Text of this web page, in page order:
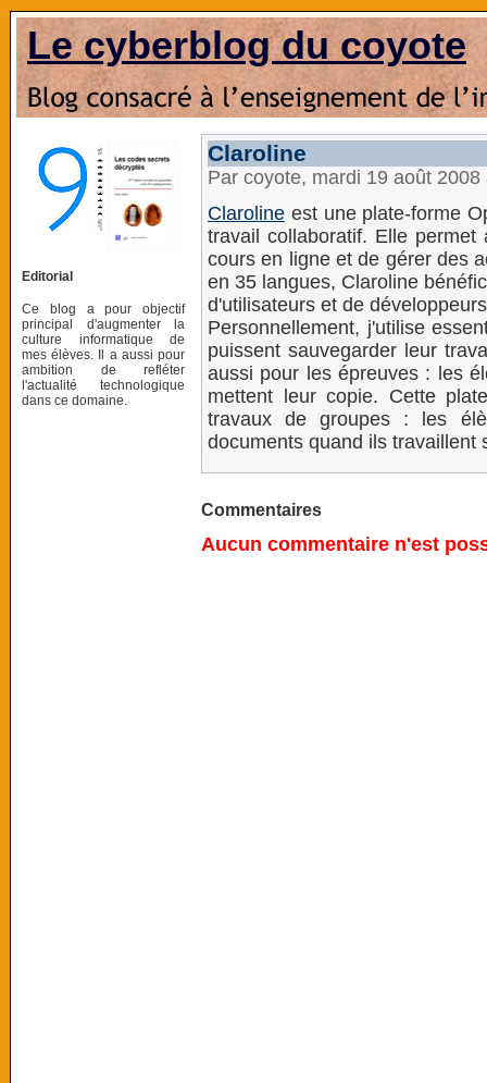
Le cyberblog du coyote
Editorial
Ce blog a pour objectif
principal d'augmenter la
culture informatique de
mes élèves. Il a aussi pour
ambition de refléter
l'actualité technologique
dans ce domaine.
Claroline
Par coyote, mardi 19 août
Claroline est une plate-forme
travail collaboratif. Elle
cours en ligne et de gérer des
en 35 langues, Claroline
d'utilisateurs et de
Personnellement, j'utilise
puissent sauvegarder leur
aussi pour les épreuves : les
mettent leur copie. Cette
travaux de groupes : les
documents quand ils travaillent
Commentaires
Aucun commentaire n'est